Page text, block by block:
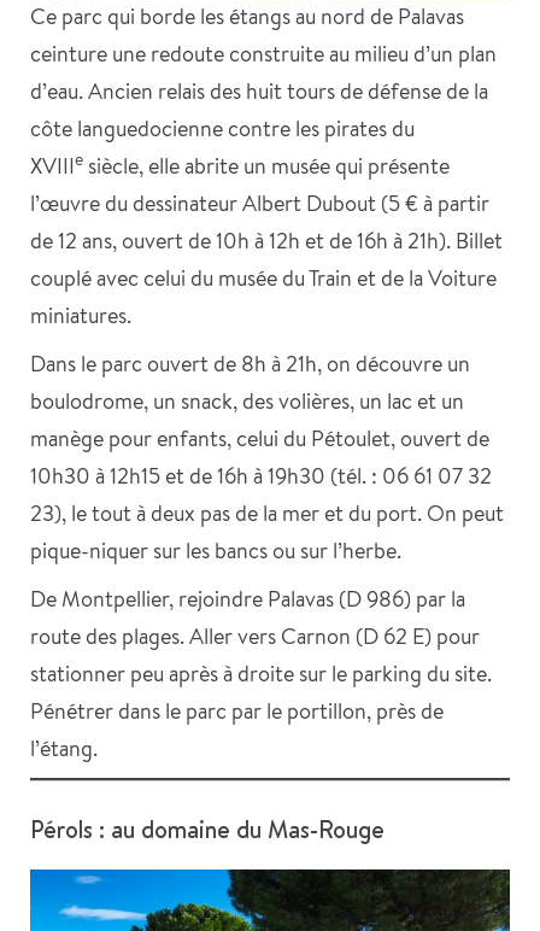
Ce parc qui borde les étangs au nord de Palavas
ceinture une redoute construite au milieu d’un plan
d’eau. Ancien relais des huit tours de défense de la
côte languedocienne contre les pirates du
XVIIIe siècle, elle abrite un musée qui présente
l’œuvre du dessinateur Albert Dubout (5 € à partir
de 12 ans, ouvert de 10h à 12h et de 16h à 21h). Billet
couplé avec celui du musée du Train et de la Voiture
miniatures.
Dans le parc ouvert de 8h à 21h, on découvre un
boulodrome, un snack, des volières, un lac et un
manège pour enfants, celui du Pétoulet, ouvert de
10h30 à 12h15 et de 16h à 19h30 (tél. : 06 61 07 32
23), le tout à deux pas de la mer et du port. On peut
pique-niquer sur les bancs ou sur l’herbe.
De Montpellier, rejoindre Palavas (D 986) par la
route des plages. Aller vers Carnon (D 62 E) pour
stationner peu après à droite sur le parking du site.
Pénétrer dans le parc par le portillon, près de
l’étang.
Pérols : au domaine du Mas-Rouge